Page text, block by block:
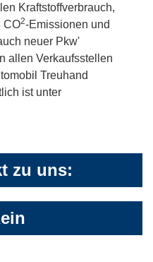
Kraftstoffverbrauch,
CO2-Emissionen und
neuer Pkw'
allen Verkaufsstellen
Treuhand
ist unter
zu uns: